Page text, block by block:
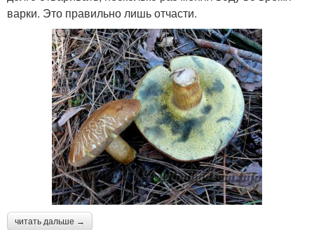
варки. Это правильно лишь отчасти.
читать дальше →